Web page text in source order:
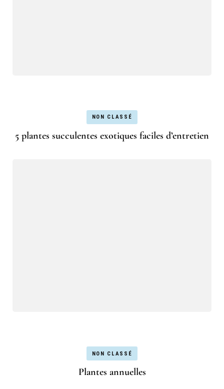
NON CLASSÉ
5 plantes succulentes exotiques faciles d’entretien
NON CLASSÉ
Plantes annuelles